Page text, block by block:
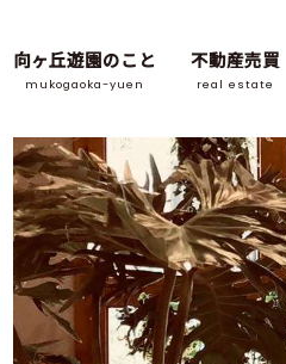
向ヶ丘遊園のこと
mukogaoka-yuen
不動産売買
real estate